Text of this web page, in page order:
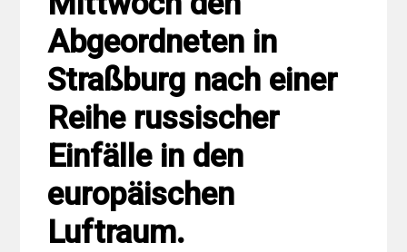
Abgeordneten in
Straßburg nach einer
Reihe russischer
Einfälle in den
europäischen
Luftraum.